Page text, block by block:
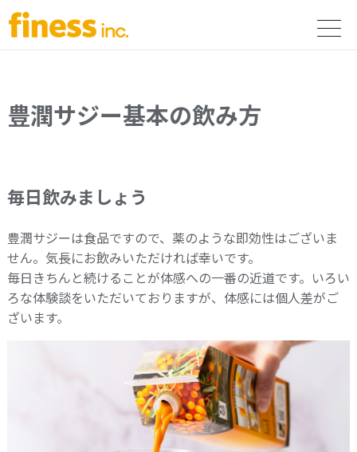
豊潤サジー基本の飲み方
毎日飲みましょう
豊潤サジーは食品ですので、薬のような即効性はございま
せん。気長にお飲みいただければ幸いです。
毎日きちんと続けることが体感への一番の近道です。いろい
ろな体験談をいただいておりますが、体感には個人差がご
ざいます。